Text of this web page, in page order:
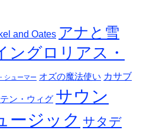
and Oates アナと雪
ングロリアス・
シューマー オズの魔法使い カサブ
ン・ウィグ サウン
ージック サタデ